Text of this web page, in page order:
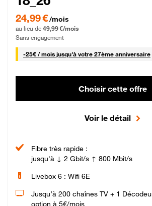
24,99 € par mois pendant 0 mois puis 49,99 € par
24,99 €/mois
au lieu de 49,99 €/mois
Sans engagement
-25€ / mois25 € par mois
jusqu'à votre 27ème anniversaire
Choisir cette offre
Voir le détail
Fibre très rapide :
jusqu'à ↓ 2 Gbit/s ↑ 800 Mbit/s
Livebox 6 : Wifi 6E
Jusqu’à 200 chaînes TV + 1
option à 5€/mois